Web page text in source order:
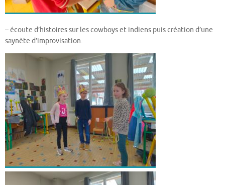
– écoute d’histoires sur les cowboys et indiens puis création d’une
saynète d’improvisation.